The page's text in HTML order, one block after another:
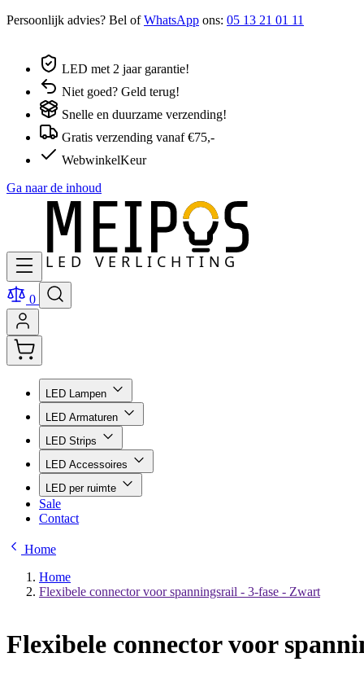
Persoonlijk advies? Bel ofWhatsApp ons: 05 13 21 01 11
LED met 2 jaar garantie!
Niet goed? Geld terug!
Snelle en duurzame verzending!
Gratis verzending vanaf €75,-
WebwinkelKeur
Ga naar de inhoud
0
LED Lampen
LED Armaturen
LED Strips
LED Accessoires
LED per ruimte
Sale
Contact
Home
Home
Flexibele connector voor spanningsrail - 3-fase - Zwart
Flexibele connector voor